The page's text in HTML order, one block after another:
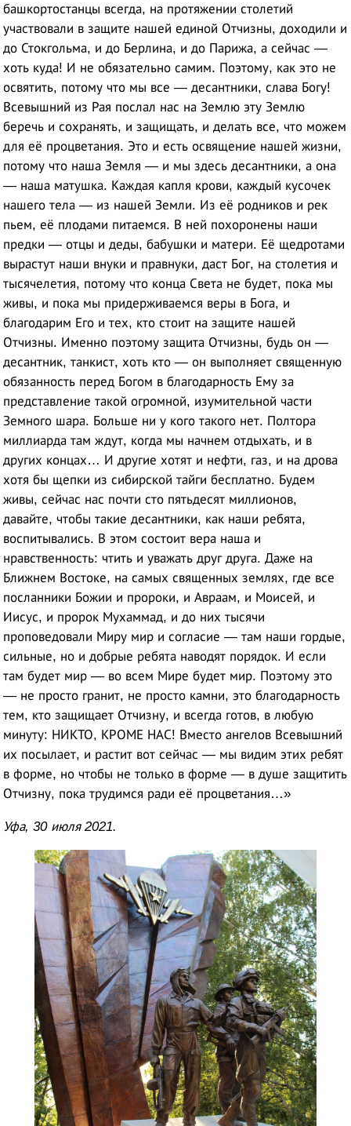
башкортостанцы всегда, на протяжении столетий
участвовали в защите нашей единой Отчизны, доходили и
до Стокгольма, и до Берлина, и до Парижа, а сейчас —
хоть куда! И не обязательно самим. Поэтому, как это не
освятить, потому что мы все — десантники, слава Богу!
Всевышний из Рая послал нас на Землю эту Землю
беречь и сохранять, и защищать, и делать все, что можем
для её процветания. Это и есть освящение нашей жизни,
потому что наша Земля — и мы здесь десантники, а она
— наша матушка. Каждая капля крови, каждый кусочек
нашего тела — из нашей Земли. Из её родников и рек
пьем, её плодами питаемся. В ней похоронены наши
предки — отцы и деды, бабушки и матери. Её щедротами
вырастут наши внуки и правнуки, даст Бог, на столетия и
тысячелетия, потому что конца Света не будет, пока мы
живы, и пока мы придерживаемся веры в Бога, и
благодарим Его и тех, кто стоит на защите нашей
Отчизны. Именно поэтому защита Отчизны, будь он —
десантник, танкист, хоть кто — он выполняет священную
обязанность перед Богом в благодарность Ему за
представление такой огромной, изумительной части
Земного шара. Больше ни у кого такого нет. Полтора
миллиарда там ждут, когда мы начнем отдыхать, и в
других концах… И другие хотят и нефти, газ, и на дрова
хотя бы щепки из сибирской тайги бесплатно. Будем
живы, сейчас нас почти сто пятьдесят миллионов,
давайте, чтобы такие десантники, как наши ребята,
воспитывались. В этом состоит вера наша и
нравственность: чтить и уважать друг друга. Даже на
Ближнем Востоке, на самых священных землях, где все
посланники Божии и пророки, и Авраам, и Моисей, и
Иисус, и пророк Мухаммад, и до них тысячи
проповедовали Миру мир и согласие — там наши гордые,
сильные, но и добрые ребята наводят порядок. И если
там будет мир — во всем Мире будет мир. Поэтому это
— не просто гранит, не просто камни, это благодарность
тем, кто защищает Отчизну, и всегда готов, в любую
минуту: НИКТО, КРОМЕ НАС! Вместо ангелов Всевышний
их посылает, и растит вот сейчас — мы видим этих ребят
в форме, но чтобы не только в форме — в душе защитить
Отчизну, пока трудимся ради её процветания…»
Уфа, 30 июля 2021.